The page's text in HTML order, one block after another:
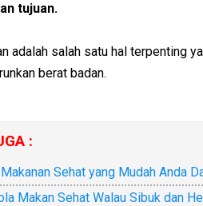
tujuan.
adalah salah satu hal terpenting
berat badan.
:
Sehat yang Mudah Anda
Makan Sehat Walau Sibuk dan